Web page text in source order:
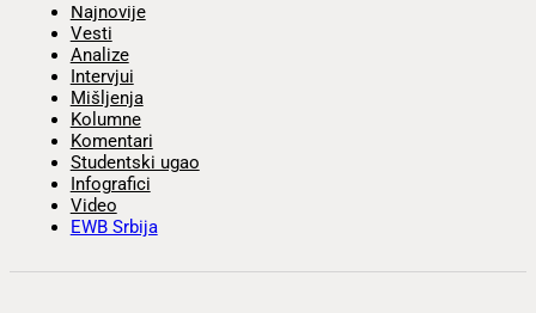
Najnovije
Vesti
Analize
Intervjui
Mišljenja
Kolumne
Komentari
Studentski ugao
Infografici
Video
EWB Srbija